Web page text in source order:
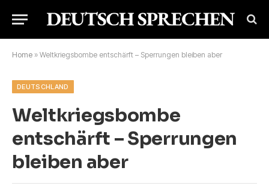
Home » Weltkriegsbombe entschärft – Sperrungen bleiben aber
DEUTSCHLAND
Weltkriegsbombe
entschärft – Sperrungen
bleiben aber